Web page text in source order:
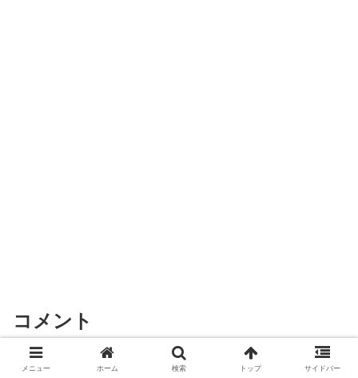
コメント
コメントを書き込む
メニュー ホーム 検索 トップ サイドバー